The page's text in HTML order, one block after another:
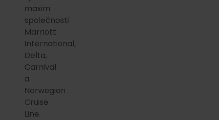
maxim
společnosti
Marriott
International,
Delta,
Carnival
a
Norwegian
Cruise
Line.